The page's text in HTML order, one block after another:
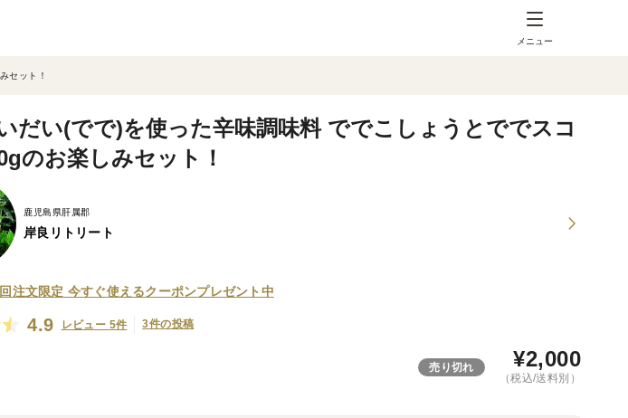
メニュー
セット！
だい(でで)を使った辛味調味料 ででこしょうとででスコ
のお楽しみセット！
鹿児島県肝属郡
岸良リトリート
注文限定 今すぐ使えるクーポンプレゼント中
4.9 レビュー 5件 3件の投稿
売り切れ ¥2,000
（税込/送料別）